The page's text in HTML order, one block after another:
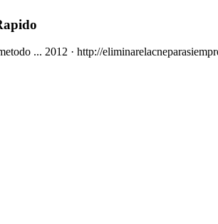
... 2012 · http://